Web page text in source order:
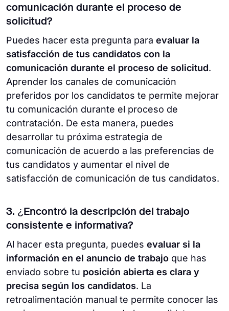
comunicación durante el proceso de
solicitud?
Puedes hacer esta pregunta para evaluar la
satisfacción de tus candidatos con la
comunicación durante el proceso de solicitud.
Aprender los canales de comunicación
preferidos por los candidatos te permite mejorar
tu comunicación durante el proceso de
contratación. De esta manera, puedes
desarrollar tu próxima estrategia de
comunicación de acuerdo a las preferencias de
tus candidatos y aumentar el nivel de
satisfacción de comunicación de tus candidatos.
3. ¿Encontró la descripción del trabajo
consistente e informativa?
Al hacer esta pregunta, puedes evaluar si la
información en el anuncio de trabajo que has
enviado sobre tu posición abierta es clara y
precisa según los candidatos. La
retroalimentación manual te permite conocer las